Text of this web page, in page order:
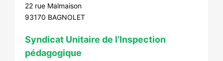
22 rue Malmaison
93170 BAGNOLET
Syndicat Unitaire de l’Inspection
pédagogique